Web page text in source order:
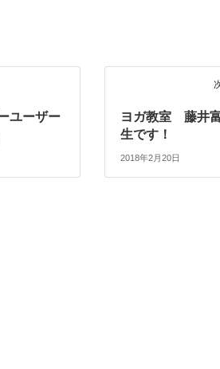
ユーザー
ヨガ教室 藤井
生です！
2018年2月20日